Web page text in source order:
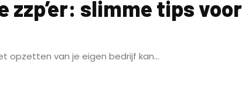
slimme tips
opzetten van je eigen bedrijf kan...